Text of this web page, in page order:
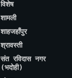
विशेष
शामली
शाहजहाँपुर
श्रावस्ती
संत रविदास नगर
(भदोही)